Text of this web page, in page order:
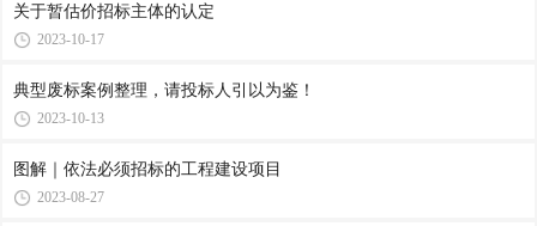
关于暂估价招标主体的认定
2023-10-17
典型废标案例整理，请投标人引以为鉴！
2023-10-13
图解｜依法必须招标的工程建设项目
2023-08-27